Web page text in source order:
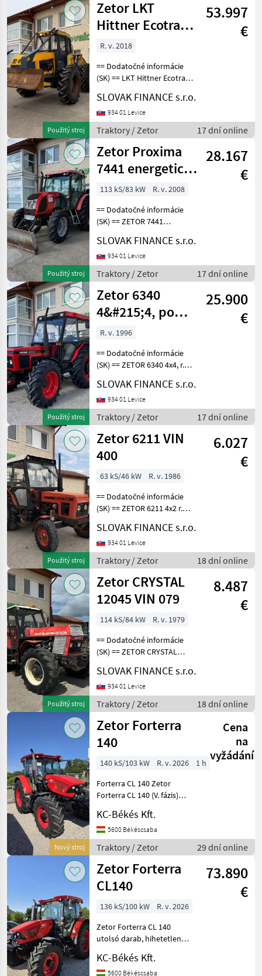
Použitý stroj
Zetor LKT
Hittner Ecotrac
120 4&#215;4
2018 VIN 018
53.997
€
R. v. 2018
== Dodatočné informácie
(SK) == LKT Hittner Ecotrac
manuál, 84 kW, motor
DEUTZ - 6 valec - vzduchom
chladený, uzávierky vpredu
+ vzad
SLOVAK FINANCE s.r.o.
934 01 Levice
Traktory / Zetor 17 dní online
Použitý stroj
Zetor Proxima
7441 energetická
nadstavba VIN
28.167
€
113 kS/83 kW
R. v. 2008
== Dodatočné informácie
(SK) == ZETOR 7441
nadstavba, r.v. 10/2008,
4707 MTH, 4156cm3, 83 kw,
manuál, radlica, naviják,
zadná vzpera, z
SLOVAK FINANCE s.r.o.
934 01 Levice
Traktory / Zetor 17 dní online
Použitý stroj
Zetor 6340
4&#215;4, po
celkovej
generálnej
oprave, VI
25.900
€
R. v. 1996
== Dodatočné informácie
(SK) == ZETOR 6340 4x4, r.v.
generálnej oprave,
2922cm3, 33, 9 KW, manuál,
revers, uzávierky,
trojbodový záves,
SLOVAK FINANCE s.r.o.
934 01 Levice
Traktory / Zetor 17 dní online
Použitý stroj
Zetor 6211 VIN
400
6.027
€
63 kS/46 kW
R. v. 1986
== Dodatočné informácie
(SK) == ZETOR 6211 4x2 r.v.
3456 cm3, plne funkčný,
manuál, uzávierka vzadu,
trojbodový záves vzadu,
kardanový vý
SLOVAK FINANCE s.r.o.
934 01 Levice
Traktory / Zetor 18 dní online
Použitý stroj
Zetor CRYSTAL
12045 VIN 079
8.487
€
114 kS/84 kW
R. v. 1979
== Dodatočné informácie
(SK) == ZETOR CRYSTAL
km, 6842 cm3, 84 kW,
manuálna prevodovka,
uzávierka vzadu, vývody na
vzduch, vývody na hyd
SLOVAK FINANCE s.r.o.
934 01 Levice
Traktory / Zetor 18 dní online
Nový stroj
Zetor Forterra
140
Cena
na
vyžádání
140 kS/103 kW R. v. 2026
1 h
Forterra CL 140 Zetor
Forterra CL 140 (V. fázis)
fázis Váltó: szinkronhajtó,
24/18 fokozat, 40 km/h TLT
540/540E/1000/1000E FPTO
és F
KC-Békés Kft.
5600 Békéscsaba
Traktory / Zetor 29 dní online
Zetor Forterra
CL140
73.890
€
136 kS/100 kW
R. v. 2026
Zetor Forterra CL 140
utolsó darab, hihetetlen
Utolsó darab, hihetetlen
áron! - Legolcsóbb a
KC-Békés Kft.
5600 Békéscsaba